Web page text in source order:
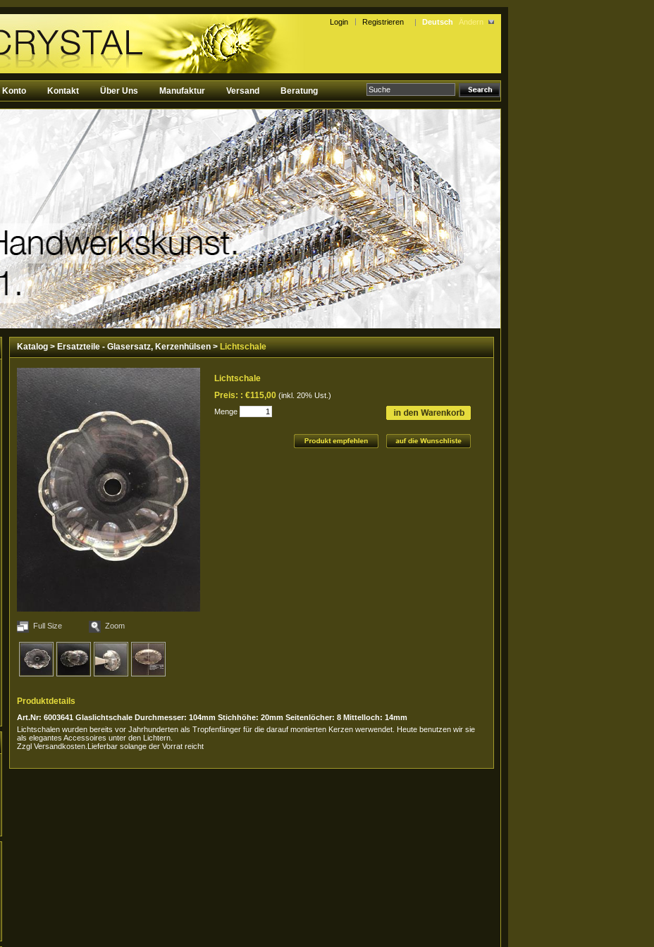
Deutsch Ändern
Login Registrieren
Konto Kontakt Über Uns Manufaktur Versand Beratung
Katalog>Ersatzteile - Glasersatz, Kerzenhülsen>Lichtschale
Full Size Zoom
Lichtschale
Preis: : €115,00 (inkl. 20% Ust.)
Menge
Produktdetails
Art.Nr: 6003641 Glaslichtschale Durchmesser: 104mm Stichhöhe: 20mm Seitenlöcher: 8 Mittelloch: 14mm
Lichtschalen wurden bereits vor Jahrhunderten als Tropfenfänger für die darauf montierten Kerzen werwendet. Heute benutzen wir sie
als elegantes Accessoires unter den Lichtern.
Zzgl Versandkosten.Lieferbar solange der Vorrat reicht